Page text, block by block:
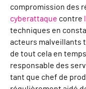
compromission des
cyberattaque contre
techniques en
acteurs malveillants
de tout cela en
responsable des
tant que chef de